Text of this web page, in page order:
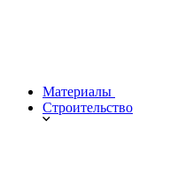
Материалы
Строительство